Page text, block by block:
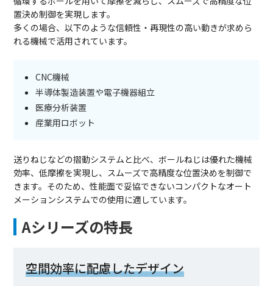
置決め制御を実現します。
多くの場合、以下のような信頼性・再現性の高い動きが求めら
れる機械で活用されています。
CNC機械
半導体製造装置や電子機器組立
医療分析装置
産業用ロボット
送りねじなどの摺動システムと比べ、ボールねじは優れた機械
効率、低摩擦を実現し、スムーズで高精度な位置決めを制御で
きます。そのため、性能面で妥協できないコンパクトなオート
メーションシステムでの使用に適しています。
Aシリーズの特長
空間効率に配慮したデザイン